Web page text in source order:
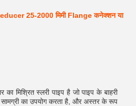
25-2000 मिमी Flange कनेक्शन या
मिश्रित स्लरी पाइप है जो पाइप के बाहरी
का उपयोग करता है, और अस्तर के रूप